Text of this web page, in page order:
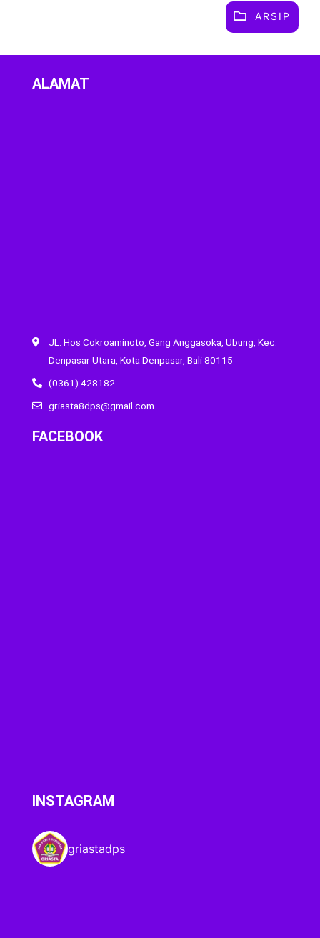
ARSIP
ALAMAT
JL. Hos Cokroaminoto, Gang Anggasoka, Ubung, Kec.
Denpasar Utara, Kota Denpasar, Bali 80115
(0361) 428182
griasta8dps@gmail.com
FACEBOOK
INSTAGRAM
griastadps